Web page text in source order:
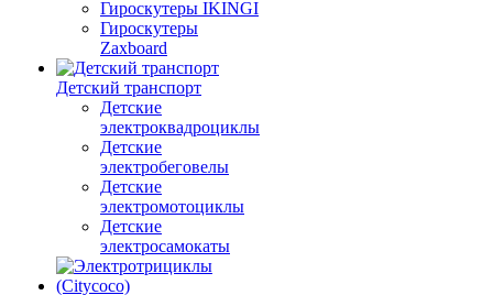
Гироскутеры IKINGI
Гироскутеры
Zaxboard
Детский транспорт
Детские
электроквадроциклы
Детские
электробеговелы
Детские
электромотоциклы
Детские
электросамокаты